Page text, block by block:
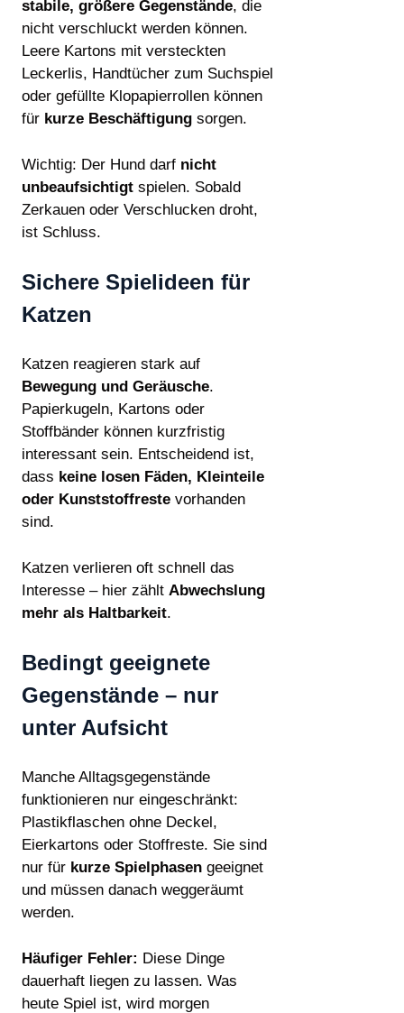
stabile, größere Gegenstände, die
nicht verschluckt werden können.
Leere Kartons mit versteckten
Leckerlis, Handtücher zum Suchspiel
oder gefüllte Klopapierrollen können
für kurze Beschäftigung sorgen.
Wichtig: Der Hund darf nicht
unbeaufsichtigt spielen. Sobald
Zerkauen oder Verschlucken droht,
ist Schluss.
Sichere Spielideen für
Katzen
Katzen reagieren stark auf
Bewegung und Geräusche.
Papierkugeln, Kartons oder
Stoffbänder können kurzfristig
interessant sein. Entscheidend ist,
dass keine losen Fäden, Kleinteile
oder Kunststoffreste vorhanden
sind.
Katzen verlieren oft schnell das
Interesse – hier zählt Abwechslung
mehr als Haltbarkeit.
Bedingt geeignete
Gegenstände – nur
unter Aufsicht
Manche Alltagsgegenstände
funktionieren nur eingeschränkt:
Plastikflaschen ohne Deckel,
Eierkartons oder Stoffreste. Sie sind
nur für kurze Spielphasen geeignet
und müssen danach weggeräumt
werden.
Häufiger Fehler: Diese Dinge
dauerhaft liegen zu lassen. Was
heute Spiel ist, wird morgen